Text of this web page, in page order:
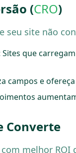
(CRO)
seu site não
Sites que
campos e
Converte
melhor